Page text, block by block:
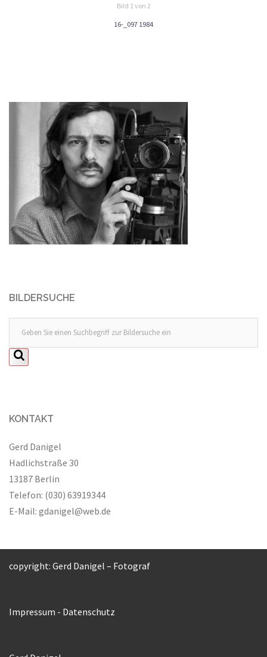
Bild 1 von 2
16-_097 1984
BILDERSUCHE
KONTAKT
Gerd Danigel
Hadlichstraße 30
13187 Berlin
Telefon: (030) 63919344
E-Mail: gdanigel@web.de
copyright: Gerd Danigel – Fotograf
Impressum - Datenschutz